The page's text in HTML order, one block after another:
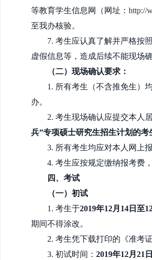
等教育学生信息网（网址： http://
至我办核验。
7. 考生应认真了解并严格按
虚假信息等，造成后续不能现场
（二）现场确认要求：
1. 所有考生（不含推免生）
办。
2. 考生现场确认应提交本人
兵”专项硕士研究生招生计划的
3. 所有考生均应对本人网上
4. 考生应按规定缴纳报考费
四、考试
（一）初试
1. 考生于2019年12月14日至
期间不得涂改。
2. 考生凭下载打印的《准考
3. 初试时间： 2019年12月21